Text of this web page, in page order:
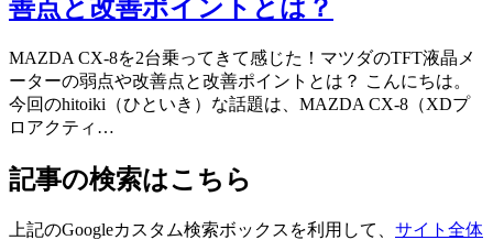
善点と改善ポイントとは？
MAZDA CX-8を2台乗ってきて感じた！マツダのTFT液晶メ
ーターの弱点や改善点と改善ポイントとは？ こんにちは。
今回のhitoiki（ひといき）な話題は、MAZDA CX-8（XDプ
ロアクティ…
記事の検索はこちら
上記のGoogleカスタム検索ボックスを利用して、 サイト全体